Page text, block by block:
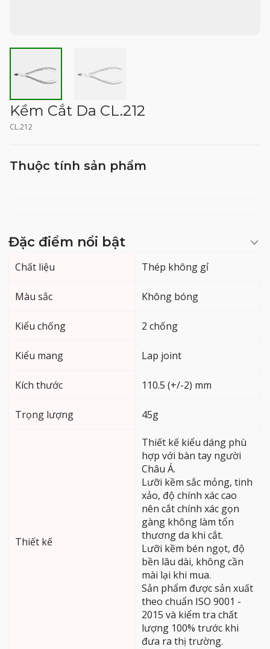
Kềm Cắt Da CL.212
CL.212
Thuộc tính sản phẩm
Đặc điểm nổi bật
Chất liệu Thép không gỉ
Màu sắc Không bóng
Kiểu chống 2 chống
Kiểu mang Lap joint
Kích thước 110.5 (+/-2) mm
Trọng lượng 45g
Thiết kế
Thiết kế kiểu dáng phù
hợp với bàn tay người
Châu Á.
Lưỡi kềm sắc mỏng, tinh
xảo, độ chính xác cao
nên cắt chính xác gọn
gàng không làm tổn
thương da khi cắt.
Lưỡi kềm bén ngọt, độ
bền lâu dài, không cần
mài lại khi mua.
Sản phẩm được sản xuất
theo chuẩn ISO 9001 -
2015 và kiểm tra chất
lượng 100% trước khi
đưa ra thị trường.